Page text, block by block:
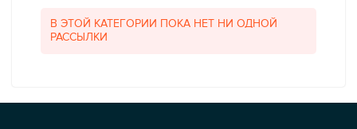
В ЭТОЙ КАТЕГОРИИ ПОКА НЕТ НИ ОДНОЙ
РАССЫЛКИ